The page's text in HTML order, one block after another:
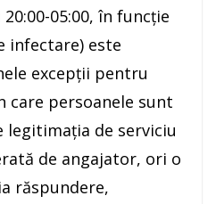
05:00, în funcţie
infectare) este
excepţii pentru
care persoanele sunt
de serviciu
de angajator, ori o
răspundere,